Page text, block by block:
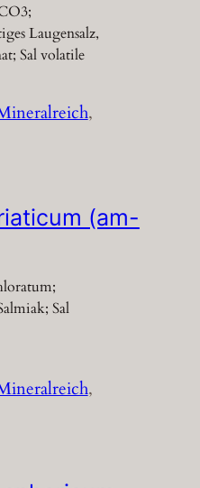
Laugensalz,
Sal volatile
(am-
Sal